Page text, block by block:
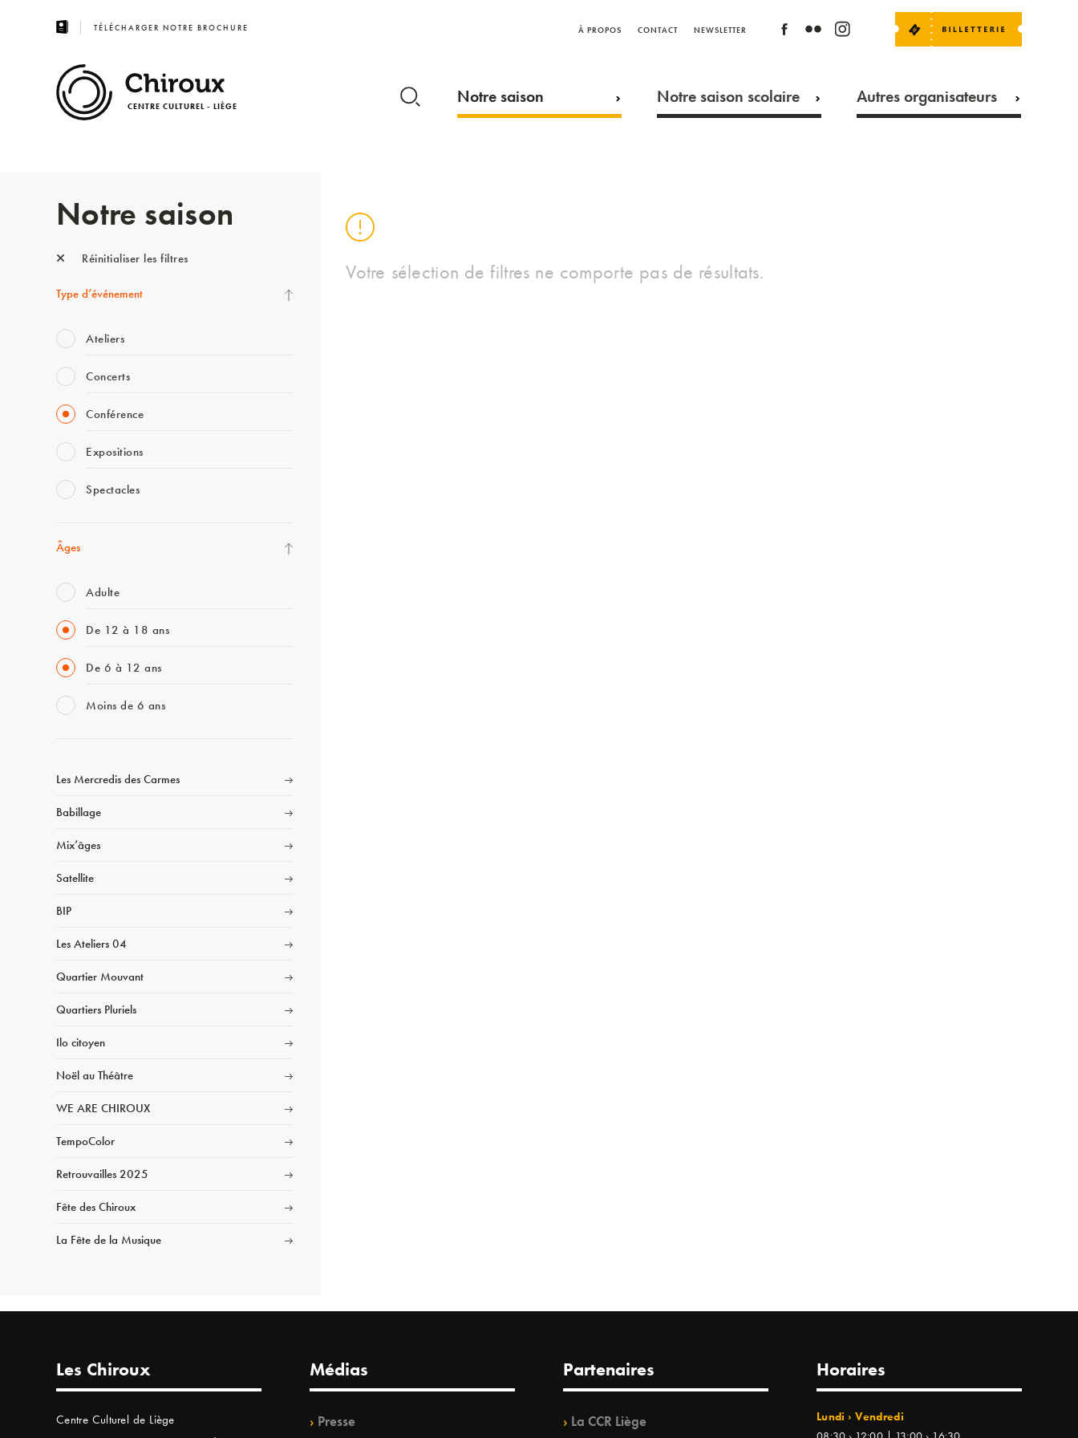
TÉLÉCHARGER NOTRE BROCHURE À PROPOS CONTACT NEWSLETTER
CENTRE CULTUREL - LIÈGE Notre saison Notre saison scolaire Autres organisateurs
Notre saison
Réinitialiser les filtres
Type d’événement
Ateliers
Concerts
Conférence
Expositions
Spectacles
Âges
Adulte
De 12 à 18 ans
De 6 à 12 ans
Moins de 6 ans
Les Mercredis des Carmes
Babillage
Mix’âges
Satellite
BIP
Les Ateliers 04
Quartier Mouvant
Quartiers Pluriels
Ilo citoyen
Noël au Théâtre
WE ARE CHIROUX
TempoColor
Retrouvailles 2025
Fête des Chiroux
La Fête de la Musique
Votre sélection de filtres ne comporte pas de résultats.
Les Chiroux
Centre Culturel de Liège
Médias
Presse
Partenaires
La CCR Liège
Horaires
Lundi › Vendredi